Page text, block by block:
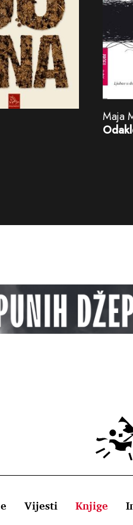
Maja
Vijesti Knjige